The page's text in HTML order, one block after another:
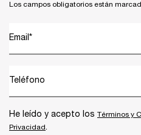
Los campos obligatorios están
Email *
Teléfono
He leído y acepto los Términos y
Privacidad .